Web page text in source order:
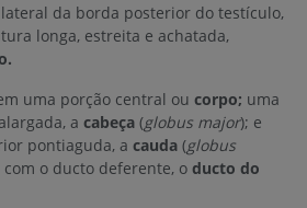
da borda posterior do testículo,
longa, estreita e achatada,
uma porção central ou corpo; uma
a cabeça (globus major); e
pontiaguda, a cauda (globus
o ducto deferente, o ducto do